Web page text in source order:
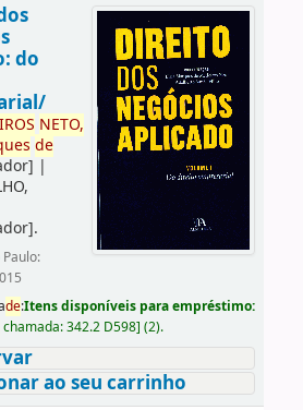
do
IROS NETO,
de
|
.
Paulo:
de:Itens disponíveis para empréstimo:
chamada:342.2 D598] (2).
ao seu carrinho